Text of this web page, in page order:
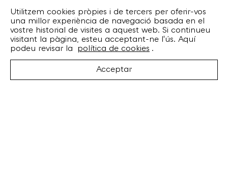
Torrent de l’Olla, 203 Local 1
08012 Barcelona
+34 932 070 164
bankrobber@bankrobber.net
Utilitzem cookies pròpies i de tercers per oferir-vos
una millor experiència de navegació basada en el
vostre historial de visites a aquest web. Si continueu
visitant la pàgina, esteu acceptant-ne l'ús. Aquí
podeu revisar la
política de cookies .
Acceptar